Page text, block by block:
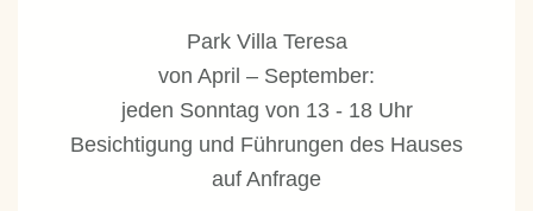
Park Villa Teresa
von April – September:
jeden Sonntag von 13 - 18 Uhr
Besichtigung und Führungen des Hauses
auf Anfrage